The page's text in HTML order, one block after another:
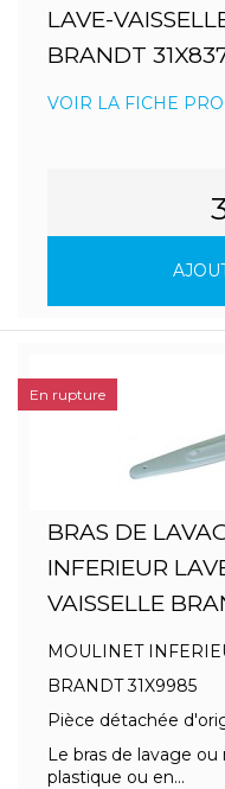
LAVE-
BRANDT
VOIR LA FICHE
BRAS DE
INFERIEUR
VAISSELLE
MOULINET
BRANDT 31X9985
Pièce détachée
Le bras de lavage
plastique ou en...
En rupture